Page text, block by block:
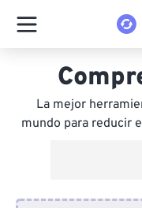
La mejor
mundo para reducir